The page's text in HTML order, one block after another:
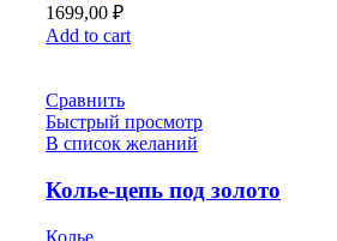
1699,00 ₽
Add to cart
Сравнить
Быстрый просмотр
В список желаний
Колье-цепь под золото
Колье